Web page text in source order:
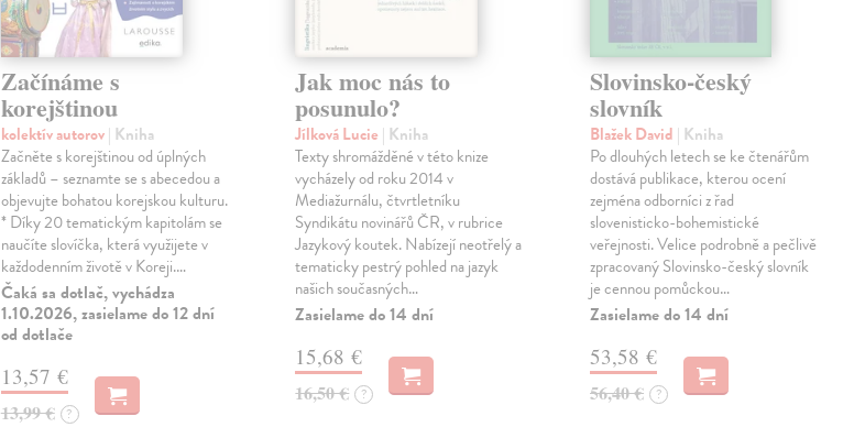
Začínáme s
korejštinou
kolektív autorov| Kniha
Začněte s korejštinou od úplných
základů – seznamte se s abecedou a
objevujte bohatou korejskou kulturu.
* Díky 20 tematickým kapitolám se
naučíte slovíčka, která využijete v
každodenním životě v Koreji.…
Čaká sa dotlač, vychádza
1.10.2026, zasielame do 12 dní
od dotlače
13,57 €
13,99 € ?
Jak moc nás to
posunulo?
Jílková Lucie | Kniha
Texty shromážděné v této knize
vycházely od roku 2014 v
Mediažurnálu, čtvrtletníku
Syndikátu novinářů ČR, v rubrice
Jazykový koutek. Nabízejí neotřelý a
tematicky pestrý pohled na jazyk
našich současných…
Zasielame do 14 dní
15,68 €
16,50 € ?
Slovinsko-český
slovník
Blažek David | Kniha
Po dlouhých letech se ke čtenářům
dostává publikace, kterou ocení
zejména odborníci z řad
slovenisticko-bohemistické
veřejnosti. Velice podrobně a pečlivě
zpracovaný Slovinsko-český slovník
je cennou pomůckou…
Zasielame do 14 dní
53,58 €
56,40 € ?